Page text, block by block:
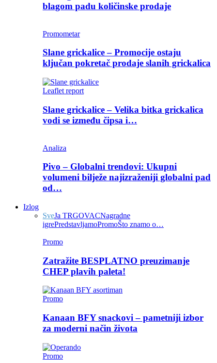
blagom padu količinske prodaje
Promometar
Slane grickalice – Promocije ostaju
ključan pokretač prodaje slanih grickalica
Leaflet report
Slane grickalice – Velika bitka grickalica
vodi se između čipsa i…
Analiza
Pivo – Globalni trendovi: Ukupni
volumeni bilježe najizraženiji globalni pad
od…
Izlog
SveJa TRGOVACNagradne
igrePredstavljamoPromoŠto znamo o…
Promo
Zatražite BESPLATNO preuzimanje
CHEP plavih paleta!
Promo
Kanaan BFY snackovi – pametniji izbor
za moderni način života
Promo